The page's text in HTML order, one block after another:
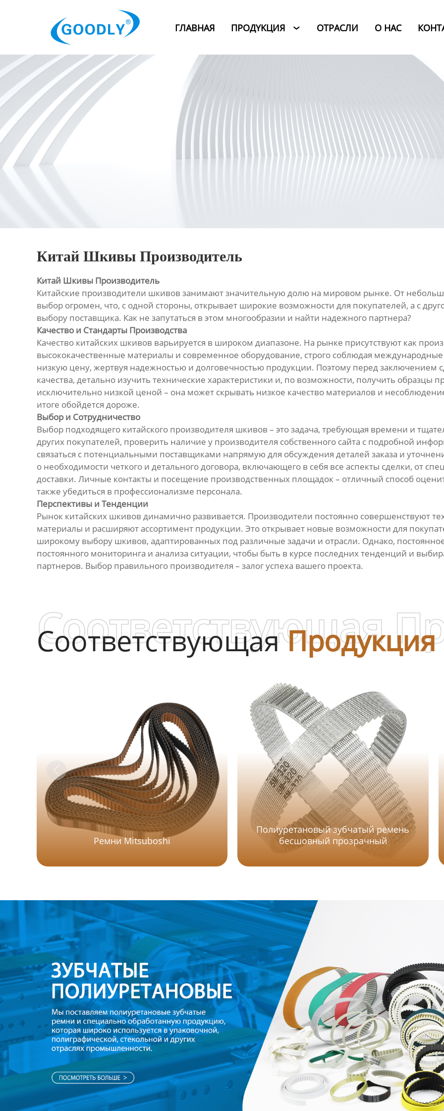
ГЛАВНАЯ ПРОДYKЦИЯ  ОТРАСЛИ O HAC
ОТРАСЛИ
Категория
Новости
Контакты
Китай Шкивы Производитель
Китай Шкивы Производитель
Китайские производители шкивов занимают значительную долю на мировом рынке. От
выбор огромен, что, с одной стороны, открывает широкие возможности для покупателей, а с
выбору поставщика. Как не запутаться в этом многообразии и найти надежного партнера?
Качество и Стандарты Производства
Качество китайских шкивов варьируется в широком диапазоне. На рынке присутствуют как
высококачественные материалы и современное оборудование, строго соблюдая международные
низкую цену, жертвуя надежностью и долговечностью продукции. Поэтому перед заключением
качества, детально изучить технические характеристики и, по возможности, получить образцы
исключительно низкой ценой – она может скрывать низкое качество материалов и
итоге обойдется дороже.
Выбор и Сотрудничество
Выбор подходящего китайского производителя шкивов – это задача, требующая времени и
других покупателей, проверить наличие у производителя собственного сайта с подробной
связаться с потенциальными поставщиками напрямую для обсуждения деталей заказа и
о необходимости четкого и детального договора, включающего в себя все аспекты сделки, от
доставки. Личные контакты и посещение производственных площадок – отличный способ
также убедиться в профессионализме персонала.
Перспективы и Тенденции
Рынок китайских шкивов динамично развивается. Производители постоянно совершенствуют
материалы и расширяют ассортимент продукции. Это открывает новые возможности для
широкому выбору шкивов, адаптированных под различные задачи и отрасли. Однако,
постоянного мониторинга и анализа ситуации, чтобы быть в курсе последних тенденций и
партнеров. Выбор правильного производителя – залог успеха вашего проекта.
СоответствующаяПродукция
Соответствующая
Ремни Mitsuboshi
Полиуретановый зубчатый ремень
бесшовный прозрачный